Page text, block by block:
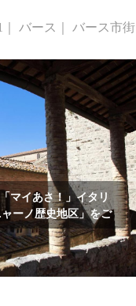
バース バース市街
マイあさ！」イタリ
ーノ歴史地区」をご